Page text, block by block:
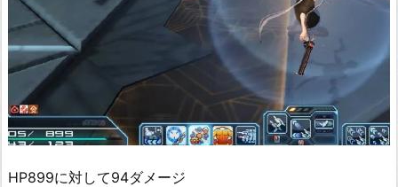
HP899に対して94ダメージ